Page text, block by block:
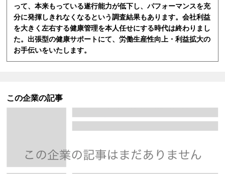
って、本来もっている遂行能力が低下し、パフォーマンスを充
分に発揮しきれなくなるという調査結果もあります。会社利益
を大きく左右する健康管理を本人任せにする時代は終わりまし
た。出張型の健康サポートにて、労働生産性向上・利益拡大の
お手伝いをいたします。
この企業の記事